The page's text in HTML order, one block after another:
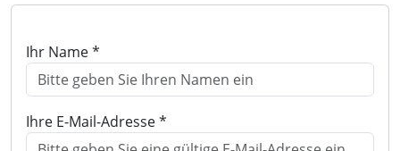
Ihr Name *
Ihre E-Mail-Adresse *